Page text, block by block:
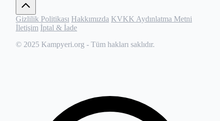
Gizlilik Politikası Hakkımızda KVKK Aydınlatma Metni
İletişim İptal & İade
© 2025 Kampyeri.org - Tüm hakları saklıdır.